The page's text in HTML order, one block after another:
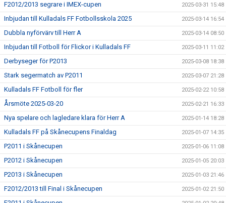
F2012/2013 segrare i IMEX-cupen 2025-03-31 15:48
Inbjudan till Kulladals FF Fotbollsskola 2025 2025-03-14 16:54
Dubbla nyförvärv till Herr A 2025-03-14 08:50
Inbjudan till Fotboll för Flickor i Kulladals FF 2025-03-11 11:02
Derbyseger för P2013 2025-03-08 18:38
Stark segermatch av P2011 2025-03-07 21:28
Kulladals FF Fotboll för fler 2025-02-22 10:58
Årsmöte 2025-03-20 2025-02-21 16:33
Nya spelare och lagledare klara för Herr A 2025-01-14 18:28
Kulladals FF på Skånecupens Finaldag 2025-01-07 14:35
P2011 i Skånecupen 2025-01-06 11:08
P2012 i Skånecupen 2025-01-05 20:03
P2013 i Skånecupen 2025-01-03 21:46
F2012/2013 till Final i Skånecupen 2025-01-02 21:50